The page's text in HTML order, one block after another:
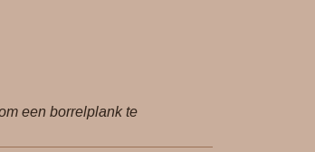
een borrelplank te